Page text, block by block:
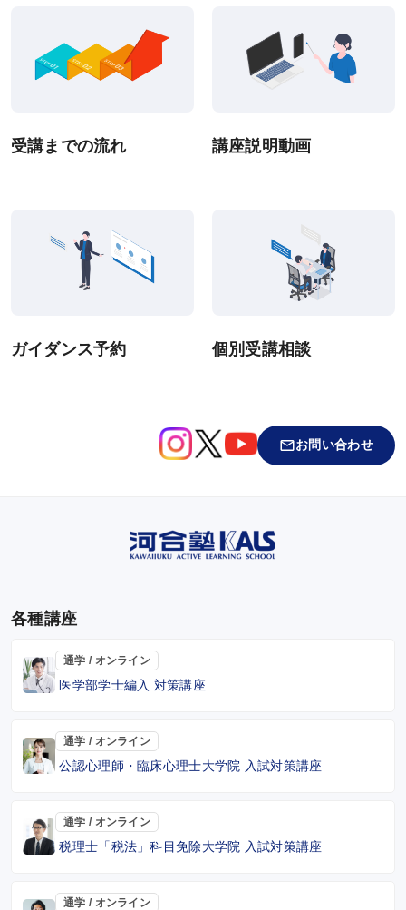
受講までの流れ 講座説明動画
ガイダンス予約 個別受講相談
お問い合わせ
各種講座
通学 / オンライン
医学部学士編入 対策講座
通学 / オンライン
公認心理師・臨床心理士大学院 入試対策講座
通学 / オンライン
税理士「税法」科目免除大学院 入試対策講座
通学 / オンライン